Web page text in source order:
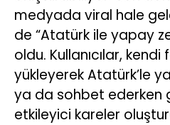
medyada viral hale
de “Atatürk ile yapay
oldu. Kullanıcılar, kendi
yükleyerek Atatürk’le
ya da sohbet ederken
etkileyici kareler